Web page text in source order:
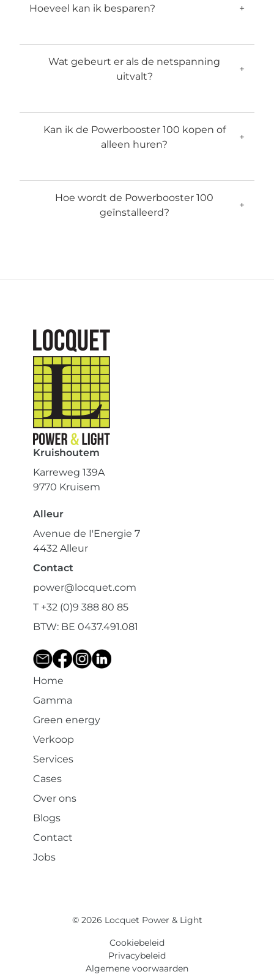
Hoeveel kan ik besparen? +
Wat gebeurt er als de netspanning
uitvalt?
+
Kan ik de Powerbooster 100 kopen of
alleen huren?
+
Hoe wordt de Powerbooster 100
geïnstalleerd?
+
Kruishoutem
Karreweg 139A
9770 Kruisem
Alleur
Avenue de I'Energie 7
4432 Alleur
Contact
power@locquet.com
T +32 (0)9 388 80 85
BTW: BE 0437.491.081
Home
Gamma
Green energy
Verkoop
Services
Cases
Over ons
Blogs
Contact
Jobs
© 2026 Locquet Power & Light
Cookiebeleid
Privacybeleid
Algemene voorwaarden